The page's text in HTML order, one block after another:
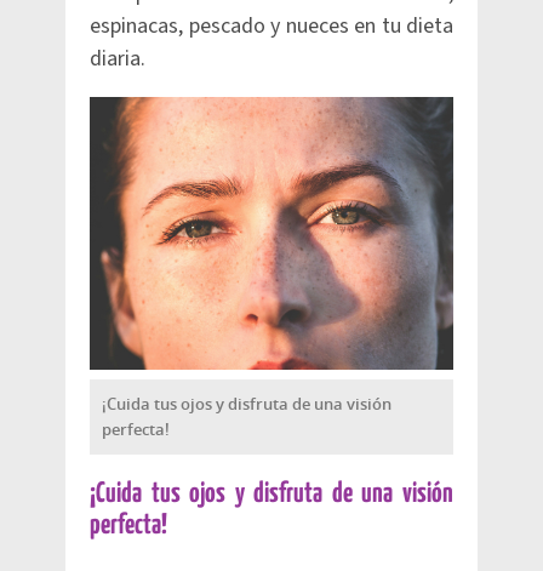
espinacas, pescado y nueces en tu dieta
diaria.
¡Cuida tus ojos y disfruta de una visión
perfecta!
¡Cuida tus ojos y disfruta de una visión
perfecta!